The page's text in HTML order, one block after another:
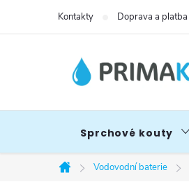
Kontakty Doprava a platba
Sprchové kouty
Domů
Vodovodní baterie